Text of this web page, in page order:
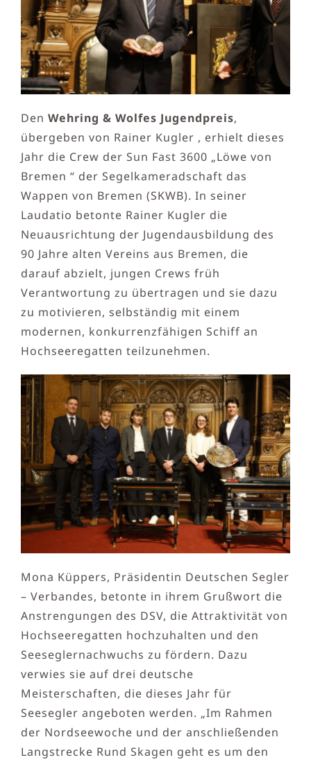
Den Wehring & Wolfes Jugendpreis,
übergeben von Rainer Kugler , erhielt dieses
Jahr die Crew der Sun Fast 3600 „Löwe von
Bremen “ der Segelkameradschaft das
Wappen von Bremen (SKWB). In seiner
Laudatio betonte Rainer Kugler die
Neuausrichtung der Jugendausbildung des
90 Jahre alten Vereins aus Bremen, die
darauf abzielt, jungen Crews früh
Verantwortung zu übertragen und sie dazu
zu motivieren, selbständig mit einem
modernen, konkurrenzfähigen Schiff an
Hochseeregatten teilzunehmen.
Mona Küppers, Präsidentin Deutschen Segler
– Verbandes, betonte in ihrem Grußwort die
Anstrengungen des DSV, die Attraktivität von
Hochseeregatten hochzuhalten und den
Seeseglernachwuchs zu fördern. Dazu
verwies sie auf drei deutsche
Meisterschaften, die dieses Jahr für
Seesegler angeboten werden. „Im Rahmen
der Nordseewoche und der anschließenden
Langstrecke Rund Skagen geht es um den